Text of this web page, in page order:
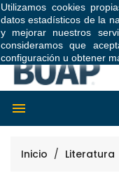
Utilizamos cookies
datos estadísticos de la
y mejorar nuestros
consideramos que
configuración u obtener

Inicio Literatura